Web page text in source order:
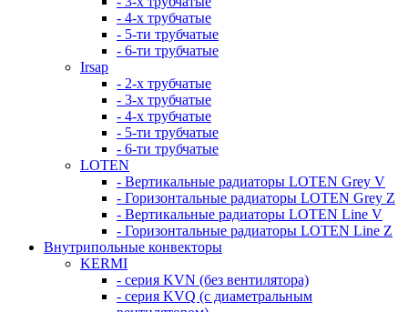
- 4-х трубчатые
- 5-ти трубчатые
- 6-ти трубчатые
Irsap
- 2-х трубчатые
- 3-х трубчатые
- 4-х трубчатые
- 5-ти трубчатые
- 6-ти трубчатые
LOTEN
- Вертикальные радиаторы LOTEN Grey V
- Горизонтальные радиаторы LOTEN Grey Z
- Вертикальные радиаторы LOTEN Line V
- Горизонтальные радиаторы LOTEN Line Z
Внутрипольные конвекторы
KERMI
- серия KVN (без вентилятора)
- серия KVQ (с диаметральным